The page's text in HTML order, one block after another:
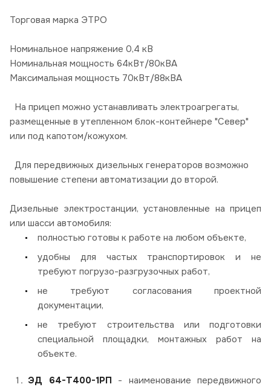
Торговая марка ЭТРО
Номинальное напряжение 0,4 кВ
Номинальная мощность 64кВт/80кВА
Максимальная мощность 70кВт/88кВА
На прицеп можно устанавливать электроагрегаты,
размещенные в утепленном блок-контейнере "Север"
или под капотом/кожухом.
Для передвижных дизельных генераторов возможно
повышение степени автоматизации до второй.
Дизельные электростанции, установленные на прицеп
или шасси автомобиля:
полностью готовы к работе на любом объекте,
удобны для частых транспортировок и не
требуют погрузо-разгрузочных работ,
не требуют согласования проектной
документации,
не требуют строительства или подготовки
специальной площадки, монтажных работ на
объекте.
ЭД 64-Т400-1РП - наименование передвижного